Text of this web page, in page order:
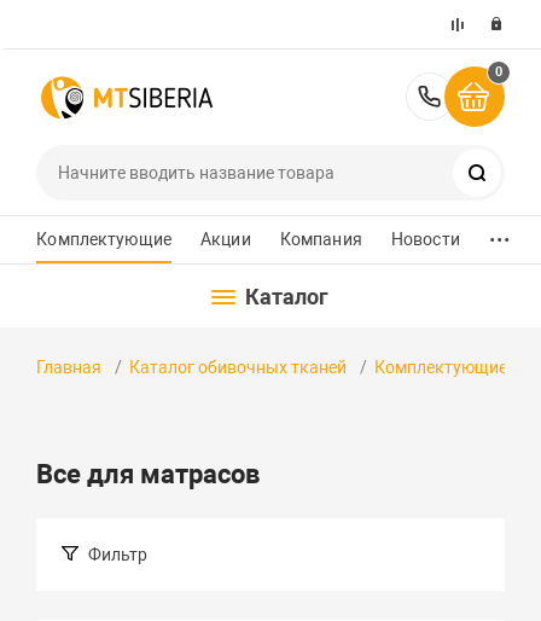
+7
0
Комплектующие Акции Компания Новости ...
Каталог
Главная Каталог обивочных тканей Комплектующие
Все для матрасов
Фильтр